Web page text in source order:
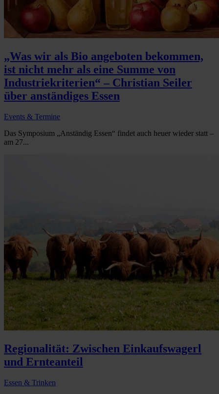
„Was wir als Bio angeboten bekommen,
ist nicht mehr als eine Summe von
Industriekriterien“ – Christian Seiler
über anständiges Essen
Events & Termine
Das Symposium „Anständig Essen“ findet auch heuer wieder statt –
am 27...
Regionalität: Zwischen Einkaufswagerl
und Ernteanteil
Essen & Trinken